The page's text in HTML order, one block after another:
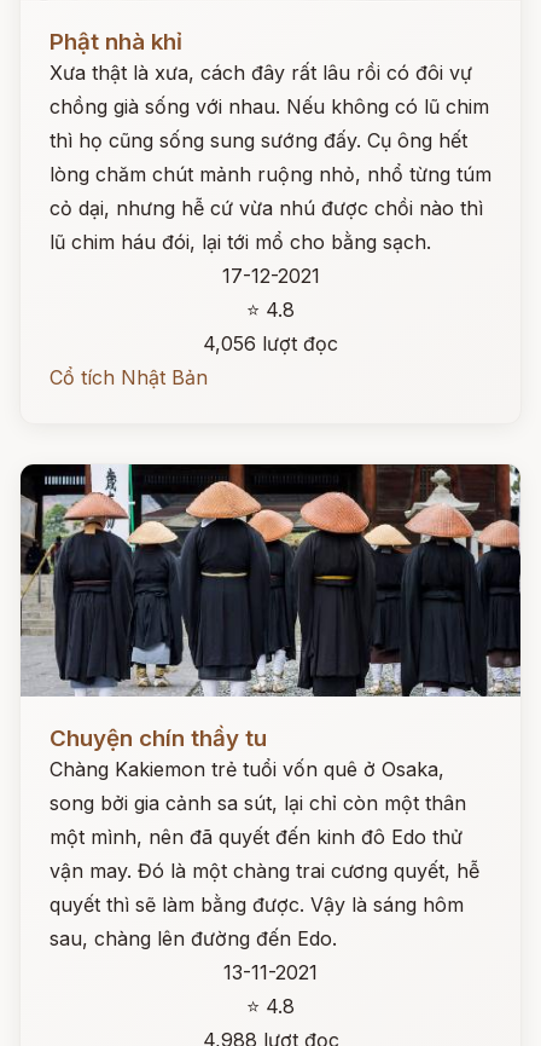
Phật nhà khỉ
Xưa thật là xưa, cách đây rất lâu rồi có đôi vự
chồng già sống với nhau. Nếu không có lũ chim
thì họ cũng sống sung sướng đấy. Cụ ông hết
lòng chăm chút mảnh ruộng nhỏ, nhổ từng túm
cỏ dại, nhưng hễ cứ vừa nhú được chồi nào thì
lũ chim háu đói, lại tới mổ cho bằng sạch.
17-12-2021
⭐ 4.8
4,056 lượt đọc
Cổ tích Nhật Bản
Chuyện chín thầy tu
Chàng Kakiemon trẻ tuổi vốn quê ở Osaka,
song bởi gia cảnh sa sút, lại chỉ còn một thân
một mình, nên đã quyết đến kinh đô Edo thử
vận may. Đó là một chàng trai cương quyết, hễ
quyết thì sẽ làm bằng được. Vậy là sáng hôm
sau, chàng lên đường đến Edo.
13-11-2021
⭐ 4.8
4,988 lượt đọc